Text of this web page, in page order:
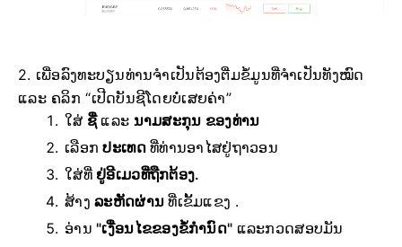
2. ເພື່ອລົງທະບຽນທ່ານຈຳເປັນຕ້ອງຕື່ມຂໍ້ມູນທີ່ຈຳເປັນທັງໝົດ
ແລະ ຄລິກ “ເປີດບັນຊີໂດຍບໍ່ເສຍຄ່າ”
ໃສ່ ຊື່ແລະ ນາມສະກຸນ ຂອງທ່ານ
ເລືອກປະເທດທີ່ທ່ານອາໄສຢູ່ຖາວອນ
ໃສ່ທີ່ ຢູ່ອີເມວທີ່ຖືກຕ້ອງ.
ສ້າງລະຫັດຜ່ານ ທີ່ເຂັ້ມແຂງ .
ອ່ານ"ເງື່ອນໄຂຂອງຂໍ້ກຳນົດ" ແລະກວດສອບມັນ